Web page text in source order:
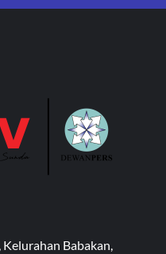
Kelurahan Babakan,